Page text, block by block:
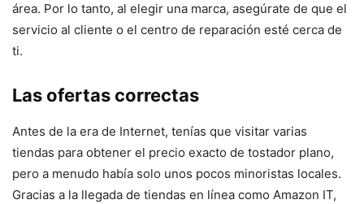
área. Por lo tanto, al elegir una marca, asegúrate de que el
servicio al cliente o el centro de reparación esté cerca de
ti.
Las ofertas correctas
Antes de la era de Internet, tenías que visitar varias
tiendas para obtener el precio exacto de tostador plano,
pero a menudo había solo unos pocos minoristas locales.
Gracias a la llegada de tiendas en línea como Amazon IT,